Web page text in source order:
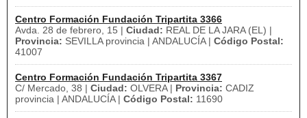
Centro Formación Fundación Tripartita 3366
Avda. 28 de febrero, 15 | Ciudad: REAL DE LA JARA (EL) |
Provincia: SEVILLA provincia | ANDALUCÍA | Código Postal:
41007
Centro Formación Fundación Tripartita 3367
C/ Mercado, 38 | Ciudad: OLVERA | Provincia: CADIZ
provincia | ANDALUCÍA | Código Postal: 11690